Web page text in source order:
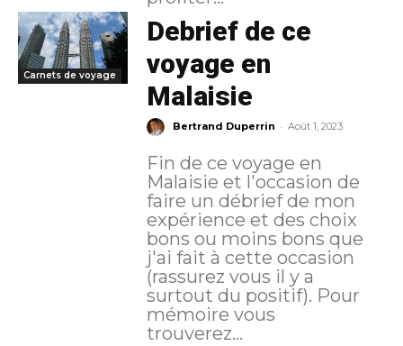
Carnets de voyage
Debrief de ce
voyage en
Malaisie
Bertrand Duperrin - Août 1, 2023
Fin de ce voyage en
Malaisie et l'occasion de
faire un débrief de mon
expérience et des choix
bons ou moins bons que
j'ai fait à cette occasion
(rassurez vous il y a
surtout du positif). Pour
mémoire vous
trouverez...